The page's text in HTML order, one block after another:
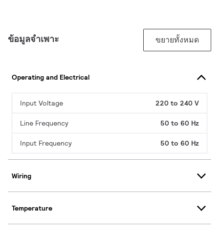
ข้อมูลจำเพาะ ขยายทั้งหมด
Operating and Electrical
Input Voltage 220 to 240 V
Line Frequency 50 to 60 Hz
Input Frequency 50 to 60 Hz
Wiring
Temperature